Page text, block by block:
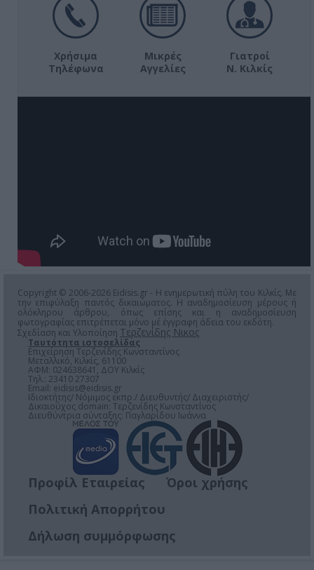
Χρήσιμα
Τηλέφωνα
Μικρές
Αγγελίες
Γιατροί
Ν. Κιλκίς
Copyright © 2006-2026 Eidisis.gr - Η ενημερωτική πύλη του Κιλκίς. Με
την επιφύλαξη παντός δικαιώματος. Η αναδημοσίευση μέρους ή
ολόκληρου άρθρου, όπως επίσης και η αναδημοσίευση
φωτογραφίας επιτρέπεται μόνο μέ έγγραφη άδεια του εκδότη.
Σχεδίαση και Υλοποίηση Τερζενίδης Νικος
Ταυτότητα ιστοσελίδας
Επιχείρηση Τερζενίδης Κωνσταντίνος
Μεταλλικό, Κιλκίς, 61100
ΑΦΜ: 024638641, ΔΟΥ Κιλκίς
Τηλ.: 23410 27307
Email: eidisis@eidisis.gr
Ιδιοκτήτης/ Νόμιμος εκπρ./ Διευθυντής/ Διαχειριστής/
Δικαιούχος domain: Τερζενίδης Κωνσταντίνος
Διευθύντρια σύνταξης: Παγλαρίδου Ιωάννα
Προφίλ Εταιρείας
Όροι χρήσης
Πολιτική Απορρήτου
Δήλωση συμμόρφωσης